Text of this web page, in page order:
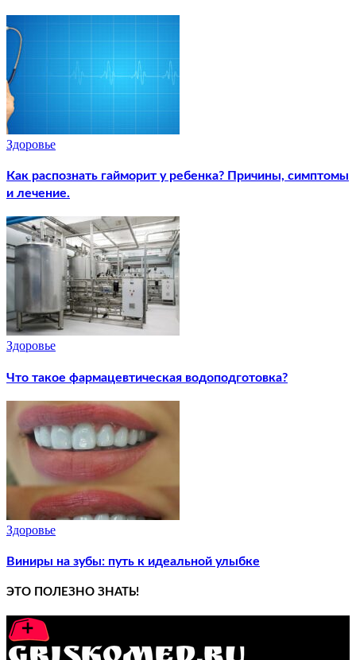
Здоровье
Как распознать гайморит у ребенка? Причины, симптомы
и лечение.
Здоровье
Что такое фармацевтическая водоподготовка?
Здоровье
Виниры на зубы: путь к идеальной улыбке
ЭТО ПОЛЕЗНО ЗНАТЬ!